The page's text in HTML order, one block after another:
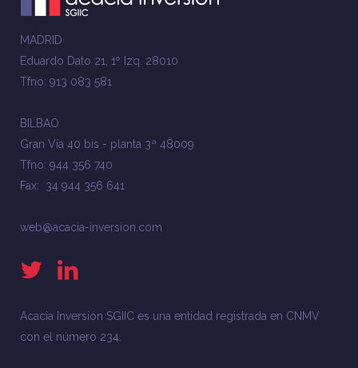
MADRID
Eduardo Dato 21, 1º Izq. 28010
Tfno: 913 083 581
BILBAO
Gran Vía 40 bis - planta 3ª 48009
Tfno: 944 356 740
Fax: 34 944 356 641
web@acacia-inversion.com
Acacia Inversión SGIIC es una entidad registrada en CNMV
con el número 234.